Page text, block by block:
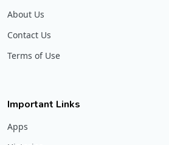
About Us
Contact Us
Terms of Use
Important Links
Apps